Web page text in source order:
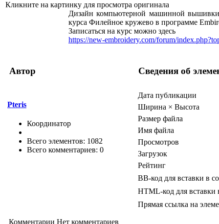
Кликните на картинку для просмотра оригинала
Дизайн компьютерной машинной
курса Филейное кружево в программе
Записаться на курс можно здесь
https://new-embroidery.com/forum/
Автор Сведения об
Pteris
Координатор
Всего элементов: 1082
Всего комментариев: 0
Дата публикации
Ширина × Высота
Размер файла
Имя файла
Просмотров
Загрузок
Рейтинг
BB-код для вставки в
HTML-код для вставки
Прямая ссылка на
Комментарии Нет комментариев